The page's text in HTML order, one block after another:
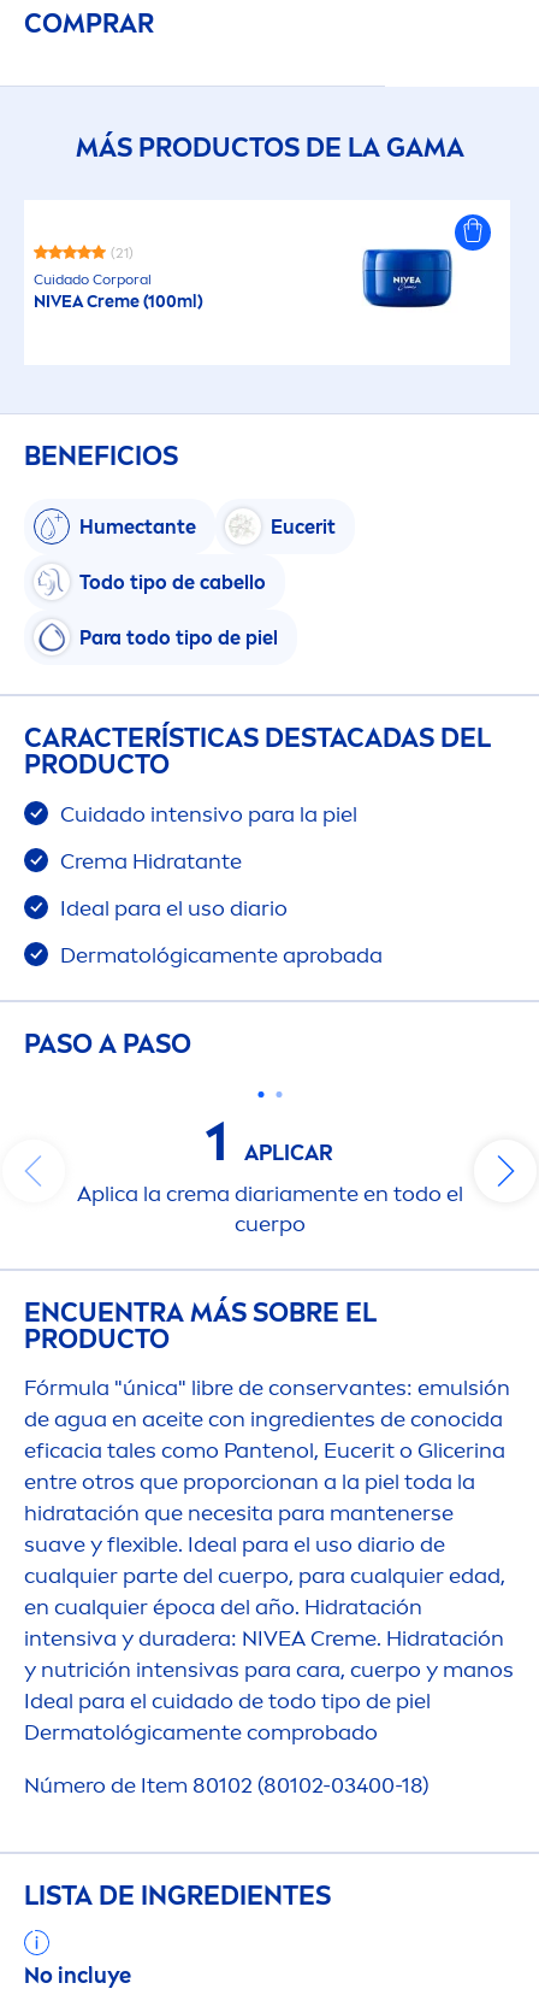
COMPRAR
MÁS PRODUCTOS DE LA GAMA
(21)
Cuidado Corporal
NIVEACreme(100ml)
BENEFICIOS
Humectante Eucerit
Todo tipo de cabello
Para todo tipo de piel
CARACTERÍSTICAS DESTACADAS DEL
PRODUCTO
Cuidado intensivo para la piel
Crema Hidratante
Ideal para el uso diario
Dermatológicamente aprobada
PASO A PASO
1
APLICAR
Aplica la crema diariamente en todo el
cuerpo
ENCUENTRA MÁS SOBRE EL
PRODUCTO
Fórmula "única" libre de conservantes: emulsión
de agua en aceite con ingredientes de conocida
eficacia tales como Pantenol, Eucerit o Glicerina
entre otros que proporcionan a la piel toda la
hidratación que necesita para mantenerse
suave y flexible. Ideal para el uso diario de
cualquier parte del cuerpo, para cualquier edad,
en cualquier época del año. Hidratación
intensiva y duradera: NIVEA Creme. Hidratación
y nutrición intensivas para cara, cuerpo y manos
Ideal para el cuidado de todo tipo de piel
Dermatológicamente comprobado
Número de Item 80102 (80102-03400-18)
LISTA DE INGREDIENTES
No incluye